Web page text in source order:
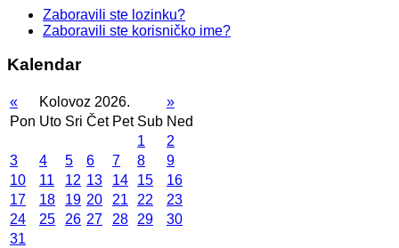
Zaboravili ste lozinku?
Zaboravili ste korisničko ime?
Kalendar
« Kolovoz 2026.
»
Pon Uto Sri Čet Pet Sub Ned
1
2
3
4 5 6 7 8
9
10
11 12 13 14 15
16
17
18 19 20 21 22
23
24
25 26 27 28 29
30
31